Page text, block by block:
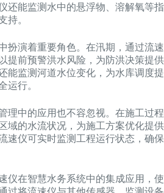
还能监测水中的悬浮物、溶解氧等指
持。
扮演着重要角色。在汛期，通过流速
提前预警洪水风险，为防洪决策提供
能监测河道水位变化，为水库调度提
运行。
理中的应用也不容忽视。在施工过程
域的水流状况，为施工方案优化提供
速仪可实时监测工程运行状态，确保
仪在智慧水务系统中的集成应用，使